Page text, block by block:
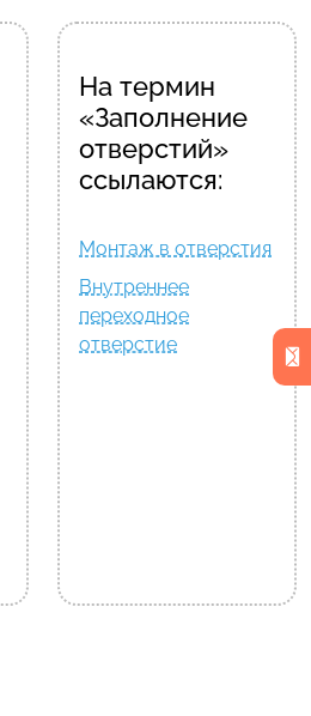
На термин
«Заполнение
отверстий»
ссылаются:
Монтаж в отверстия
Внутреннее
переходное
отверстие